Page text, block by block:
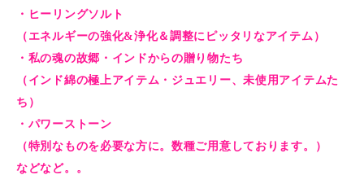
・ヒーリングソルト
（エネルギーの強化&浄化＆調整にピッタリなアイテム）
・私の魂の故郷・インドからの贈り物たち
（インド綿の極上アイテム・ジュエリー、未使用アイテムた
ち）
・パワーストーン
（特別なものを必要な方に。数種ご用意しております。）
などなど。。